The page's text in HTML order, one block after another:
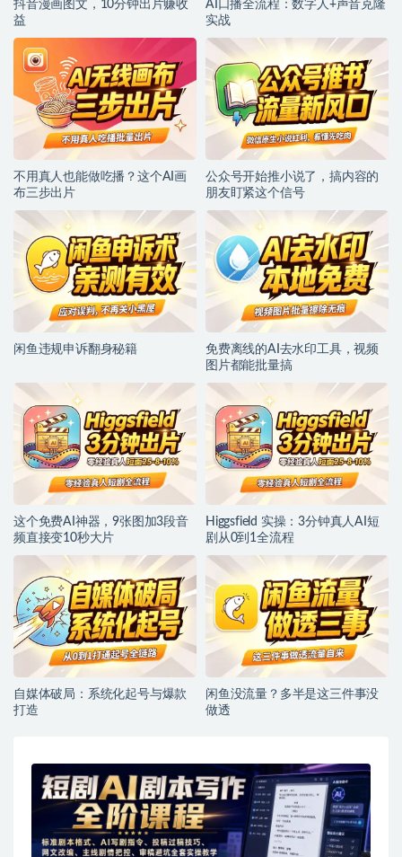
抖音漫画图文，10分钟出片赚收
益
AI口播全流程：数字人+声音克隆
实战
不用真人也能做吃播？这个AI画
布三步出片
公众号开始推小说了，搞内容的
朋友盯紧这个信号
闲鱼违规申诉翻身秘籍
免费离线的AI去水印工具，视频
图片都能批量搞
这个免费AI神器，9张图加3段音
频直接变10秒大片
Higgsfield 实操：3分钟真人AI短
剧从0到1全流程
自媒体破局：系统化起号与爆款
打造
闲鱼没流量？多半是这三件事没
做透